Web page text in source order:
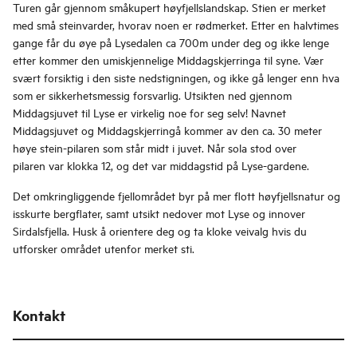
Turen går gjennom småkupert høyfjellslandskap. Stien er merket
med små steinvarder, hvorav noen er rødmerket. Etter en halvtimes
gange får du øye på Lysedalen ca 700m under deg og ikke lenge
etter kommer den umiskjennelige Middagskjerringa til syne. Vær
svært forsiktig i den siste nedstigningen, og ikke gå lenger enn hva
som er sikkerhetsmessig forsvarlig. Utsikten ned gjennom
Middagsjuvet til Lyse er virkelig noe for seg selv! Navnet
Middagsjuvet og Middagskjerringå kommer av den ca. 30 meter
høye stein-pilaren som står midt i juvet. Når sola stod over
pilaren var klokka 12, og det var middagstid på Lyse-gardene.
Det omkringliggende fjellområdet byr på mer flott høyfjellsnatur og
isskurte bergflater, samt utsikt nedover mot Lyse og innover
Sirdalsfjella. Husk å orientere deg og ta kloke veivalg hvis du
utforsker området utenfor merket sti.
Kontakt